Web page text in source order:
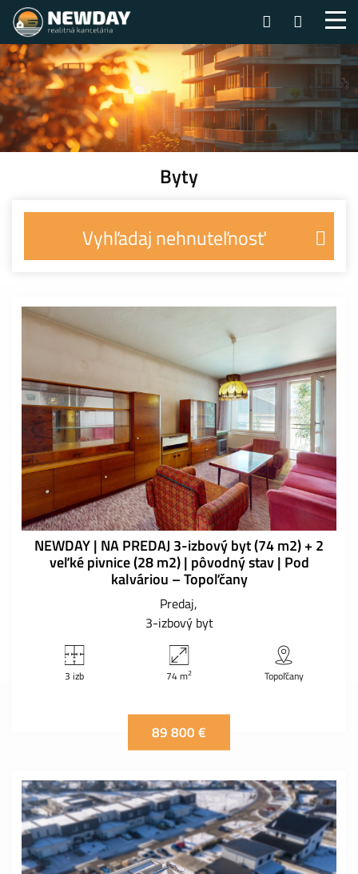
Byty
Vyhľadaj nehnuteľnosť
NEWDAY | NA PREDAJ 3-izbový byt (74 m2) + 2
veľké pivnice (28 m2) | pôvodný stav | Pod
kalváriou – Topoľčany
Predaj
3-izbový byt
3 izb 74 m2 Topoľčany
89 800 €